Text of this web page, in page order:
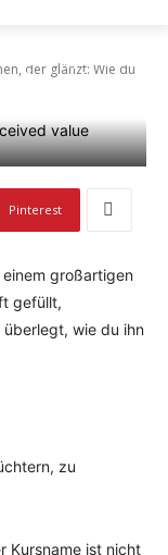
der glänzt: Wie du
der glänzt:
Pinterest
großartigen
gefüllt,
wie du ihn
zu
Kursname ist nicht